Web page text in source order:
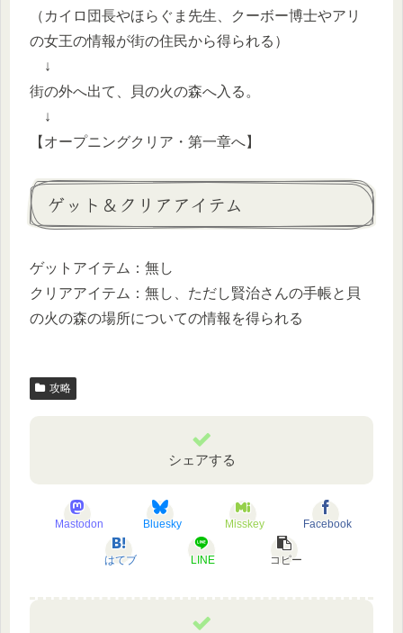
（カイロ団長やほらぐま先生、クーボー博士やアリ
の女王の情報が街の住民から得られる）
↓
街の外へ出て、貝の火の森へ入る。
↓
【オープニングクリア・第一章へ】
ゲット＆クリアアイテム
ゲットアイテム：無し
クリアアイテム：無し、ただし賢治さんの手帳と貝
の火の森の場所についての情報を得られる
攻略
シェアする
Mastodon Bluesky Misskey Facebook
はてブ LINE コピー